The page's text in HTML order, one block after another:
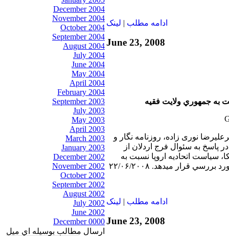
December 2004
November 2004
October 2004
September 2004
August 2004
July 2004
June 2004
May 2004
April 2004
February 2004
September 2003
July 2003
May 2003
April 2003
March 2003
January 2003
December 2002
November 2002
October 2002
September 2002
August 2002
July 2002
June 2002
December 0000
ارسال مطالب بوسيله اي ميل
ادامه مطلب | لينک
June 23, 2008
به جمهوري ولايت فقيه
نوری زاده، روزنامه نگار و
پاسخ به سئوال فرج اردلان از
سياست اتحاديه اروپا نسبت به
قرار ميدهد. ۲۲/۰۶/۲۰۰۸
ادامه مطلب | لينک
June 23, 2008